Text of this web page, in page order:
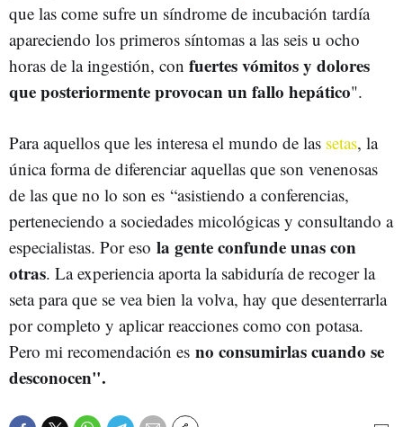
que las come sufre un síndrome de incubación tardía
apareciendo los primeros síntomas a las seis u ocho
horas de la ingestión, con fuertes vómitos y dolores
que posteriormente provocan un fallo hepático".
Para aquellos que les interesa el mundo de las setas, la
única forma de diferenciar aquellas que son venenosas
de las que no lo son es “asistiendo a conferencias,
perteneciendo a sociedades micológicas y consultando a
especialistas. Por eso la gente confunde unas con
otras. La experiencia aporta la sabiduría de recoger la
seta para que se vea bien la volva, hay que desenterrarla
por completo y aplicar reacciones como con potasa.
Pero mi recomendación es no consumirlas cuando se
desconocen".